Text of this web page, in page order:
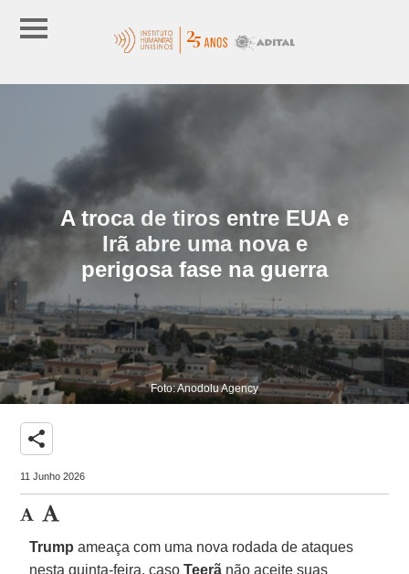
A troca de tiros entre EUA e
Irã abre uma nova e
perigosa fase na guerra
Foto: Anodolu Agency
share
11 Junho 2026
Trump ameaça com uma nova rodada de ataques
nesta quinta-feira, casoTeerã não aceite suas